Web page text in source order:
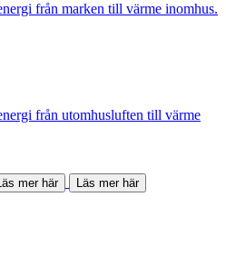
från marken till värme inomhus.
från utomhusluften till värme
Läs mer här
Läs mer här